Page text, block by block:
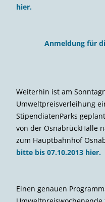
hier.
Anmeldung für
Weiterhin ist am
Umweltpreisverleihung
StipendiatenParks
von der OsnabrückHalle
zum Hauptbahnhof
bitte bis 07.10.2013 hier.
Einen genauen